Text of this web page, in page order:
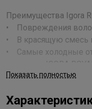
Преимущества Igora
• Повреждения
• В красящую смесь
• Самые холодные
• Краситель
*В сравнении с
Показать полностью